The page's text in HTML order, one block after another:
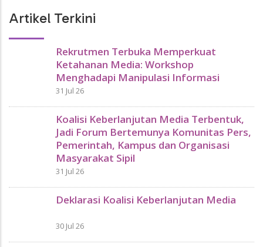
Artikel Terkini
Rekrutmen Terbuka Memperkuat
Ketahanan Media: Workshop
Menghadapi Manipulasi Informasi
31 Jul 26
Koalisi Keberlanjutan Media Terbentuk,
Jadi Forum Bertemunya Komunitas Pers,
Pemerintah, Kampus dan Organisasi
Masyarakat Sipil
31 Jul 26
Deklarasi Koalisi Keberlanjutan Media
30 Jul 26